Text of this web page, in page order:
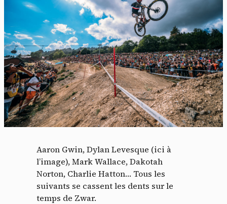
Aaron Gwin, Dylan Levesque (ici à
l’image), Mark Wallace, Dakotah
Norton, Charlie Hatton… Tous les
suivants se cassent les dents sur le
temps de Zwar.